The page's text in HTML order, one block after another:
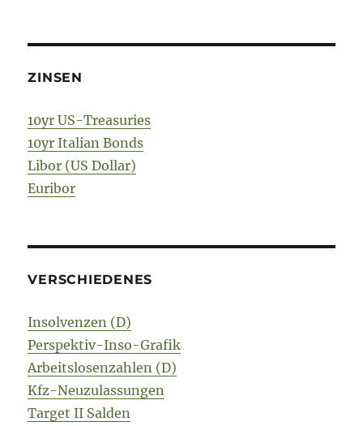
ZINSEN
10yr US-Treasuries
10yr Italian Bonds
Libor (US Dollar)
Euribor
VERSCHIEDENES
Insolvenzen (D)
Perspektiv-Inso-Grafik
Arbeitslosenzahlen (D)
Kfz-Neuzulassungen
Target II Salden